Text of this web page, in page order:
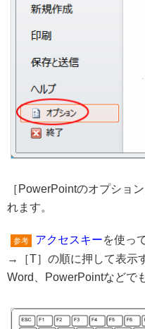
［PowerPointのオプショ
れます。
参考 アクセスキーを使っ
→［T］の順に押して表示
Word、PowerPointなどで